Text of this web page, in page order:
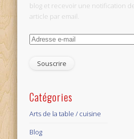
blog et recevoir une notification
article par email.
Adresse
mail
Catégories
Arts de la table / cuisine
Blog